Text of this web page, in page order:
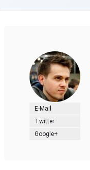
E-Mail
Twitter
Google+